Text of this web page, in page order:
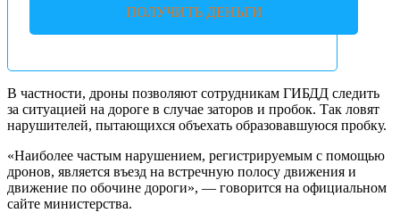
ПОЛУЧИТЬ ДЕНЬГИ
В частности, дроны позволяют сотрудникам ГИБДД следить
за ситуацией на дороге в случае заторов и пробок. Так ловят
нарушителей, пытающихся объехать образовавшуюся пробку.
«Наиболее частым нарушением, регистрируемым с помощью
дронов, является въезд на встречную полосу движения и
движение по обочине дороги», — говорится на официальном
сайте министерства.